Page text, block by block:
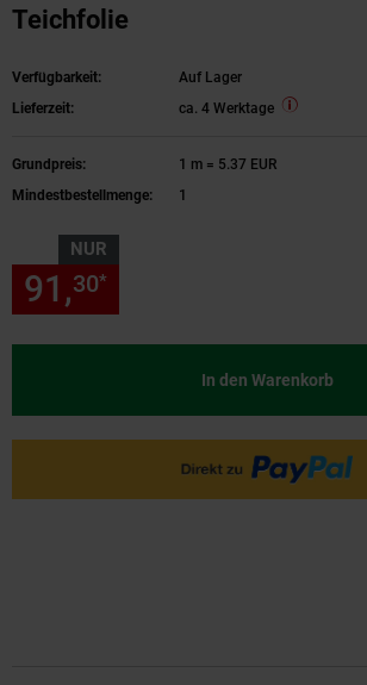
Teichfolie
Verfügbarkeit:
Auf Lager
Lieferzeit:
ca. 4 Werktage
Grundpreis:
1 m = 5.37 EUR
Mindestbestellmenge:
1
NUR
91,30*
In den Warenkorb